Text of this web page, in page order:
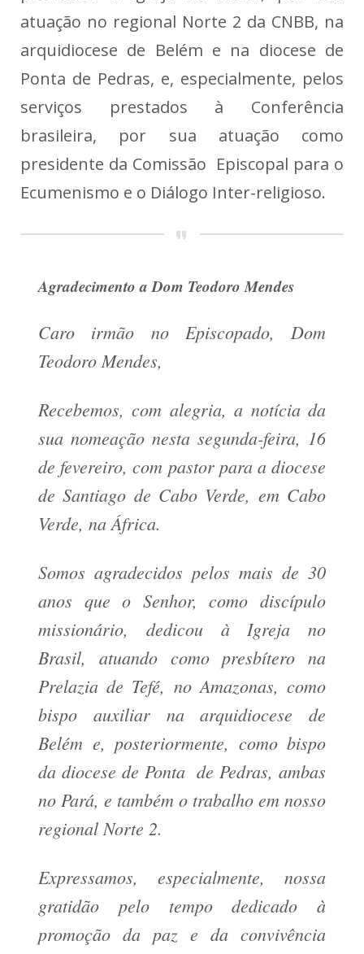
atuação no regional Norte 2 da CNBB, na
arquidiocese de Belém e na diocese de
Ponta de Pedras, e, especialmente, pelos
serviços prestados à Conferência
brasileira, por sua atuação como
presidente da Comissão Episcopal para o
Ecumenismo e o Diálogo Inter-religioso.
Agradecimento a Dom Teodoro Mendes
Caro irmão no Episcopado, Dom
Teodoro Mendes,
Recebemos, com alegria, a notícia da
sua nomeação nesta segunda-feira, 16
de fevereiro, com pastor para a diocese
de Santiago de Cabo Verde, em Cabo
Verde, na África.
Somos agradecidos pelos mais de 30
anos que o Senhor, como discípulo
missionário, dedicou à Igreja no
Brasil, atuando como presbítero na
Prelazia de Tefé, no Amazonas, como
bispo auxiliar na arquidiocese de
Belém e, posteriormente, como bispo
da diocese de Ponta de Pedras, ambas
no Pará, e também o trabalho em nosso
regional Norte 2.
Expressamos, especialmente, nossa
gratidão pelo tempo dedicado à
promoção da paz e da convivência